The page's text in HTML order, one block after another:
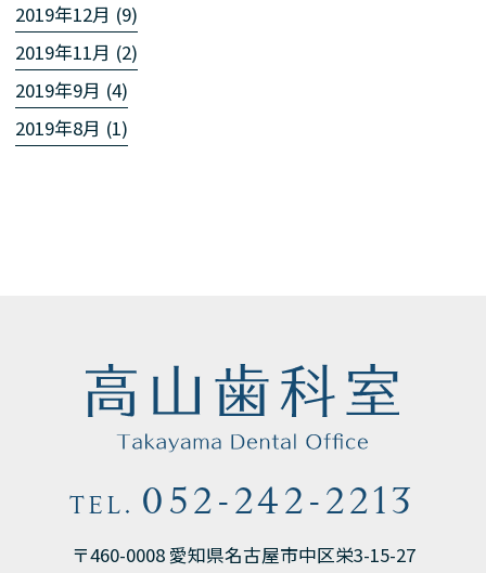
2019年12月 (9)
2019年11月 (2)
2019年9月 (4)
2019年8月 (1)
TEL. 052-242-2213
〒460-0008 愛知県名古屋市中区栄3-15-27